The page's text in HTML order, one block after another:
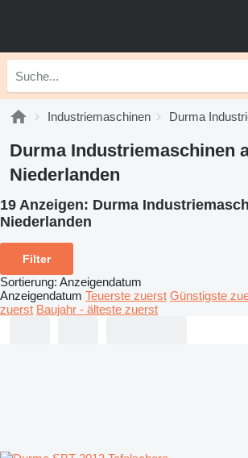
Industriemaschinen Durma
Durma Industriemaschinen
Niederlanden
19 Anzeigen: Durma
Niederlanden
Filter
Sortierung: Anzeigendatum
Anzeigendatum Teuerste zuerst Günstigste
zuerst Baujahr - älteste zuerst